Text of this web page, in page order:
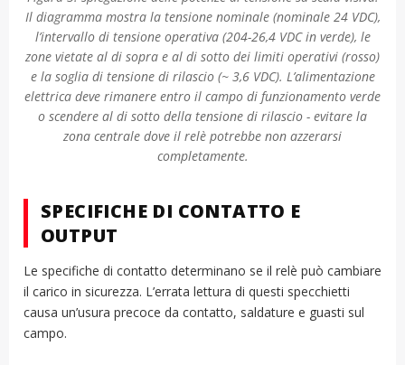
Il diagramma mostra la tensione nominale (nominale 24 VDC),
l’intervallo di tensione operativa (204-26,4 VDC in verde), le
zone vietate al di sopra e al di sotto dei limiti operativi (rosso)
e la soglia di tensione di rilascio (~ 3,6 VDC). L’alimentazione
elettrica deve rimanere entro il campo di funzionamento verde
o scendere al di sotto della tensione di rilascio - evitare la
zona centrale dove il relè potrebbe non azzerarsi
completamente.
SPECIFICHE DI CONTATTO E
OUTPUT
Le specifiche di contatto determinano se il relè può cambiare
il carico in sicurezza. L’errata lettura di questi specchietti
causa un’usura precoce da contatto, saldature e guasti sul
campo.